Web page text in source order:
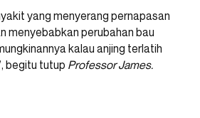
yang menyerang pernapasan
menyebabkan perubahan bau
kalau anjing terlatih
begitu tutup Professor James.